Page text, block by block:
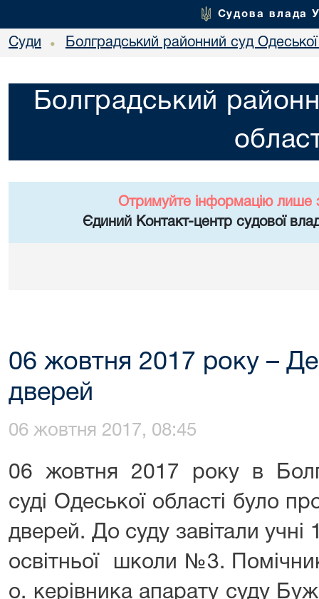
Судова влада
Суди • Болградський районний суд Одеської
Болградський
Отримуйте інформацію лише
Єдиний Контакт-центр судової
06 жовтня 2017 року –
дверей
06 жовтня 2017, 08:45
06 жовтня 2017 року в
суді Одеської області було
дверей. До суду завітали
освітньої школи №3.
о. керівника апарату суду